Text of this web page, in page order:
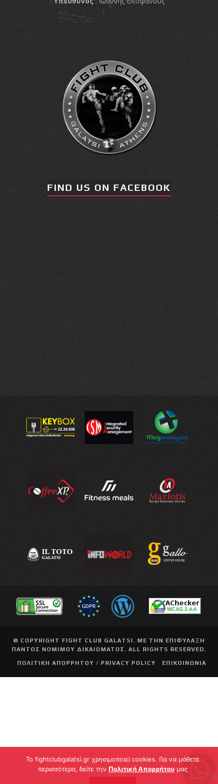
FIND US ON FACEBOOK
© COPYRIGHT FIGHT CLUB GALATSI
. ΜΕ ΤΗΝ ΕΠΙΦΥΛΑΞΗ
ΠΑΝΤΟΣ ΝΟΜΙΜΟΥ ΔΙΚΑΙΩΜΑΤΟΣ. ALL RIGHTS RESERVED.
ΠΟΛΙΤΙΚΗ ΑΠΟΡΡΗΤΟΥ / PRIVACY POLICY
ΕΠΙΚΟΙΝΩΝΙΑ
To fightclubgalatsi.gr χρησιμοποιεί cookies. Για να μάθετε
περισσότερα, δείτε την Πολιτική Απορρήτου μας